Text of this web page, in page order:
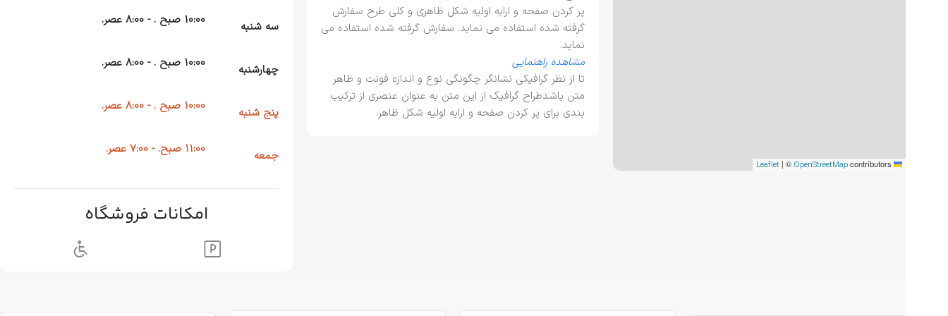
| © OpenStreetMapcontributors
پر کردن صفحه و ارایه اولیه شکل ظاهری و کلی طرح سفارش
گرفته شده استفاده می نماید. سفارش گرفته شده استفاده می
نماید.
مشاهده راهنمایی
تا از نظر گرافیکی نشانگر چگونگی نوع و اندازه فونت و ظاهر
متن باشدطراح گرافیک از این متن به عنوان عنصری از ترکیب
بندی برای پر کردن صفحه و ارایه اولیه شکل ظاهر.
سه شنبه 10:00 صبح . - 8:00 عصر.
چهارشنبه 10:00 صبح . - 8:00 عصر.
پنج شنبه 10:00 صبح . - 8:00 عصر.
جمعه 11:00 صبح. - 7:00 عصر.
امکانات فروشگاه